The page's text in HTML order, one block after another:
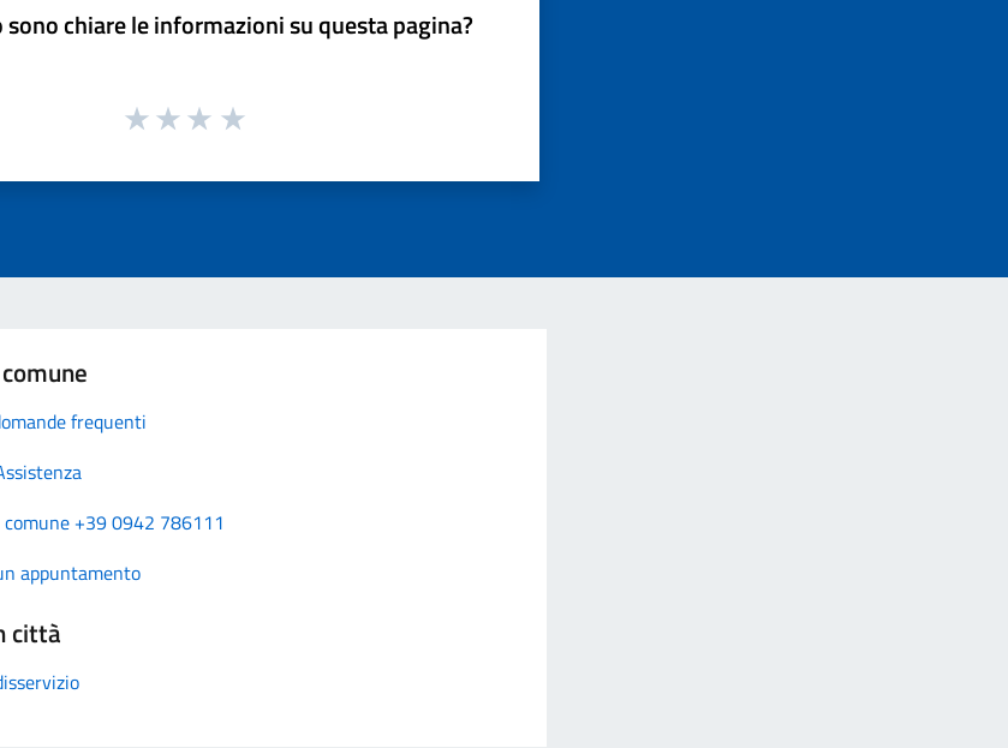
sono chiare le informazioni su questa pagina?
frequenti
comune +39 0942 786111
appuntamento
città